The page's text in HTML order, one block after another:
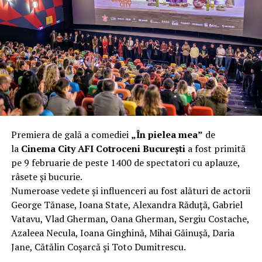
40 km/h. Nu s-a prăbușit, dar s-a deformat atât de tare
încât nu a mai putut fi pliat. Proprietarul l-a aruncat la
fier vechi a doua zi. Asta ca să fie clar de la început: nu
vorbim despre preferințe estetice, ci despre
funcționalitate reală.
Aluminiul, pe scurt: ușor,
rezistent la coroziune, dar cu
nuanțe
Aluminiul e materialul care apare primul în conversație
când cineva caută un pavilion ușor. Și pe bună dreptate.
Densitatea aluminiului e de aproximativ 2,7 g/cm³, față
de circa 7,8 g/cm³ pentru oțel. Practic, la un volum
identic, aluminiul cântărește cam o treime din greutatea
oțelului. Pentru oricine transportă, montează și
demontează frecvent o structură, diferența asta se
Premiera de gală a comediei „În pielea mea” de
la Cinema City AFI Cotroceni Bucureștia fost primită
pe 9 februarie de peste 1400 de spectatori cu aplauze,
râsete și bucurie.
Numeroase vedete și influenceri au fost alături de actorii
George Tănase, Ioana State, Alexandra Răduță, Gabriel
Vatavu, Vlad Gherman, Oana Gherman, Sergiu Costache,
Azaleea Necula, Ioana Ginghină, Mihai Găinușă, Daria
Jane, Cătălin Coșarcă și Toto Dumitrescu.